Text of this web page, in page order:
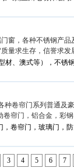
窗，各种不锈钢产品
量求生存，信誉求发
材、澳式等），不锈
种卷帘门系列普通及
帘门，铝合金，彩
，卷帘门，玻璃门，
3 4 5 6 7